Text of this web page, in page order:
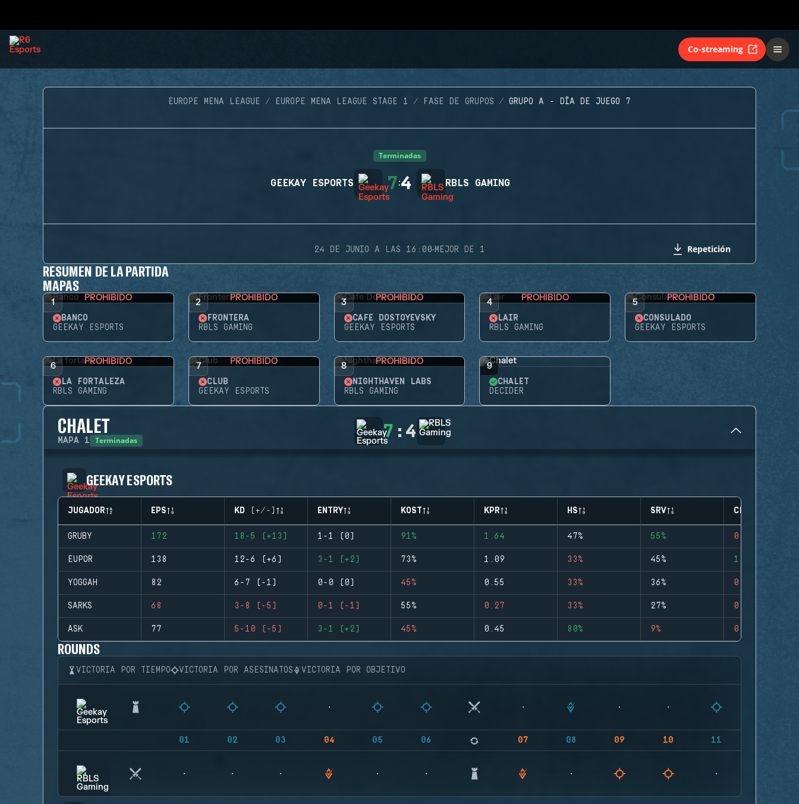
Co-streaming
EUROPE MENA LEAGUE EUROPE MENA LEAGUE STAGE 1 FASE DE GRUPOS GRUPO A - DÍA DE JUEGO 7
Terminadas
GEEKAY ESPORTS 7:4 RBLS GAMING
24 DE JUNIO A LAS 16:00·MEJOR DE 1 Repetición
RESUMEN DE LA PARTIDA
MAPAS
1 PROHIBIDO
BANCO
GEEKAY ESPORTS
2 PROHIBIDO
FRONTERA
RBLS GAMING
3 PROHIBIDO
CAFÉ DOSTOYEVSKY
GEEKAY ESPORTS
4 PROHIBIDO
LAIR
RBLS GAMING
5 PROHIBIDO
CONSULADO
GEEKAY ESPORTS
6 PROHIBIDO
LA FORTALEZA
RBLS GAMING
7 PROHIBIDO
CLUB
GEEKAY ESPORTS
8 PROHIBIDO
NIGHTHAVEN LABS
RBLS GAMING
9
CHALET
DECIDER
CHALET
MAPA 1 Terminadas 7 : 4
GEEKAY ESPORTS
JUGADOR EPS KD (+/-) ENTRY KOST KPR HS SRV CLUTCHES
GRUBY 172 18-5 (+13) 1-1 (0) 91% 1.64 47% 55% 0
EUPOR 138 12-6 (+6) 3-1 (+2) 73% 1.09 33% 45% 1
YOGGAH 82 6-7 (-1) 0-0 (0) 45% 0.55 33% 36% 0
SARKS 68 3-8 (-5) 0-1 (-1) 55% 0.27 33% 27% 0
ASK 77 5-10 (-5) 3-1 (+2) 45% 0.45 80% 9% 0
ROUNDS
VICTORIA POR TIEMPO VICTORIA POR ASESINATOS VICTORIA POR OBJETIVO
01 02 03 04 05 06 07 08 09 10 11